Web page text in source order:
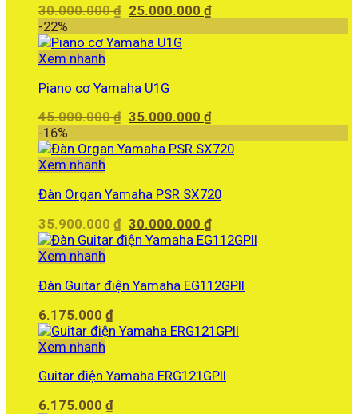
30.000.000₫ Giá
là:
25.000.000₫Giá
-22%
Xem nhanh
Piano cơ Yamaha U1G
45.000.000₫ Giá
là:
35.000.000₫Giá
tại
-16%
Xem nhanh
Đàn Organ Yamaha PSR SX720
35.900.000₫ Giá
gốc
30.000.000₫Giá
hiện
30.000.000 ₫.
Xem nhanh
Đàn Guitar điện Yamaha EG112GPII
6.175.000 ₫
Xem nhanh
Guitar điện Yamaha ERG121GPII
6.175.000 ₫